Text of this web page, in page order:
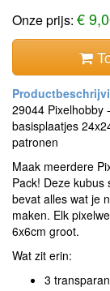
Onze prijs: €
29044 Pixelhobby
basisplaatjes
patronen
Maak meerdere
Pack! Deze
bevat alles wat je
maken. Elk
6x6cm groot.
Wat zit erin:
3